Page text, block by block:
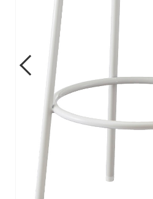
Previous